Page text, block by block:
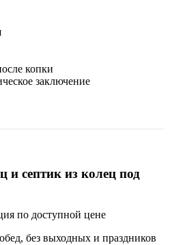
и септик из колец под
по доступной цене
без выходных и праздников